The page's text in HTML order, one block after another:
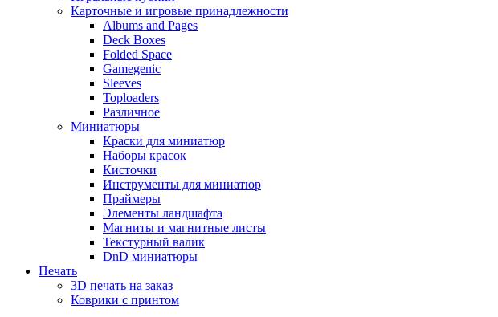
Карточные и игровые принадлежности
Albums and Pages
Deck Boxes
Folded Space
Gamegenic
Sleeves
Toploaders
Различное
Миниатюры
Краски для миниатюр
Наборы красок
Кисточки
Инструменты для миниатюр
Праймеры
Элементы ландшафта
Магниты и магнитные листы
Текстурный валик
DnD миниатюры
Печать
3D печать на заказ
Коврики с принтом